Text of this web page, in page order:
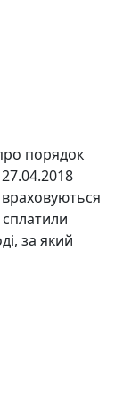
порядок
за який